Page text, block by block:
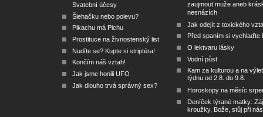
Svatební účesy
Šlehačku nebo polevu?
Pikachu má Pichu
Prostituce na živnostenský list
Nudíte se? Kupte si striptéra!
Končím náš vztah!
Jak jsme honili UFO
Jak dlouho trvá správný sex?
zaujmout muže aneb
nesnázích
Jak odejít z toxického
Před spaním si vychlaďte
O lektvaru lásky
Vodní půst
Kam za kulturou a na
týdnu od 2.8. do 9.8.
Horoskopy na měsíc
Deníček týrané matky:
kroužky, Bože, stůj při nás